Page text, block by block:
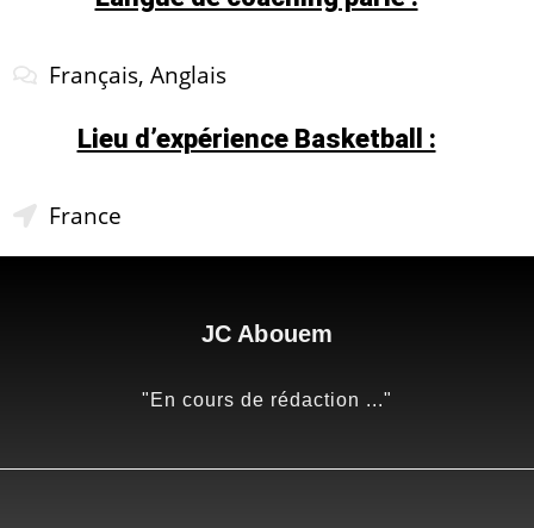
Français, Anglais
Lieu d’expérience Basketball :
France
JC Abouem
"En cours de rédaction ..."